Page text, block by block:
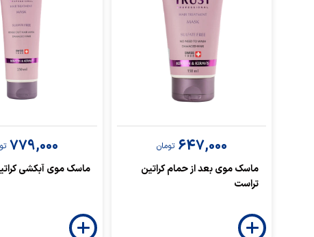
647,000 تومان
ماسک موی بعد از حمام کراتین
تراست
779,000
ماسک موی آبکشی